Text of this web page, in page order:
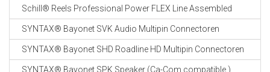
Schill® Reels Professional Power FLEX Line Assembled
SYNTAX® Bayonet SVK Audio Multipin Connectoren
SYNTAX® Bayonet SHD Roadline HD Multipin Connectoren
SYNTAX® Bayonet SPK Speaker (Ca-Com compatible )